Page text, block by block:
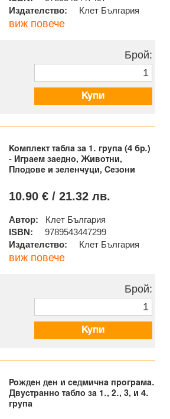
Издателство:
Клет България
виж повече
Брой:
Купи
Комплект табла за 1. група (4 бр.)
- Играем заедно, Животни,
Плодове и зеленчуци, Сезони
10.90 € / 21.32 лв.
Автор:
Клет България
ISBN:
9789543447299
Издателство:
Клет България
виж повече
Брой:
Купи
Рожден ден и седмична програма.
Двустранно табло за 1., 2., 3, и 4.
група